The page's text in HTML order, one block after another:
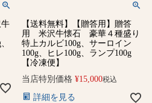
牛
【送料無料】【贈答用】贈答
用 米沢牛懐石 豪華４種盛り
特上カルビ100g、サーロイン
100g、ヒレ100g、ランプ100g
【冷凍便】
当店特別価格 ¥15,000税込
詳細を見る